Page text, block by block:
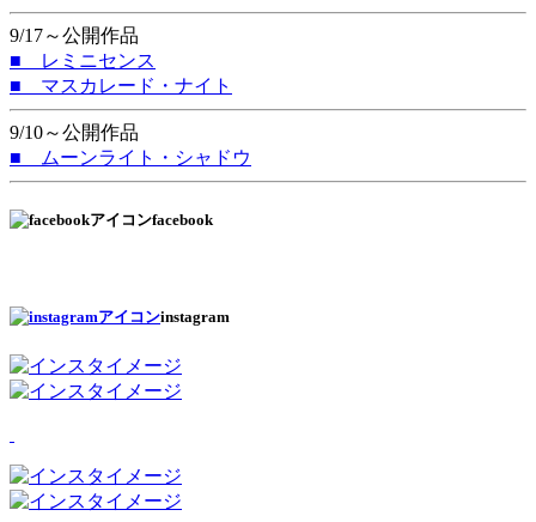
9/17～公開作品
■ レミニセンス
■ マスカレード・ナイト
9/10～公開作品
■ ムーンライト・シャドウ
facebook
instagram